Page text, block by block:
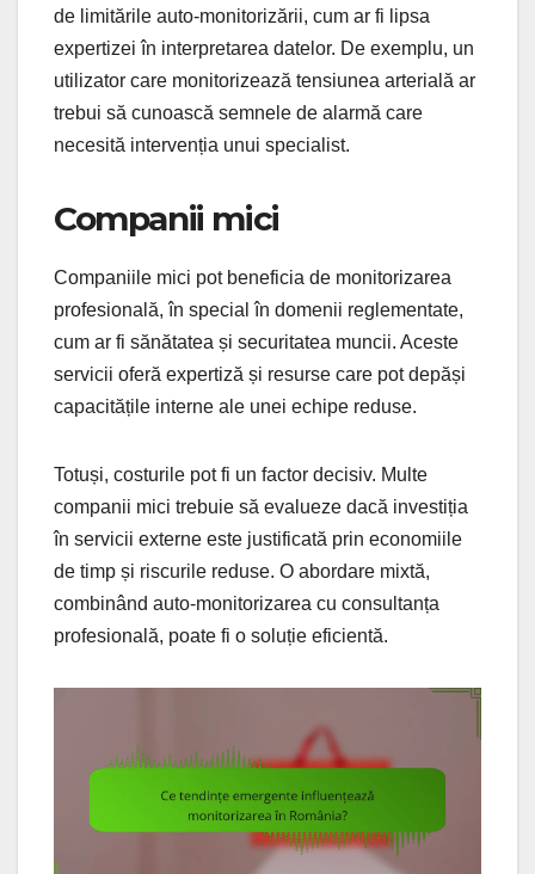
de limitările auto-monitorizării, cum ar fi lipsa
expertizei în interpretarea datelor. De exemplu, un
utilizator care monitorizează tensiunea arterială ar
trebui să cunoască semnele de alarmă care
necesită intervenția unui specialist.
Companii mici
Companiile mici pot beneficia de monitorizarea
profesională, în special în domenii reglementate,
cum ar fi sănătatea și securitatea muncii. Aceste
servicii oferă expertiză și resurse care pot depăși
capacitățile interne ale unei echipe reduse.
Totuși, costurile pot fi un factor decisiv. Multe
companii mici trebuie să evalueze dacă investiția
în servicii externe este justificată prin economiile
de timp și riscurile reduse. O abordare mixtă,
combinând auto-monitorizarea cu consultanța
profesională, poate fi o soluție eficientă.